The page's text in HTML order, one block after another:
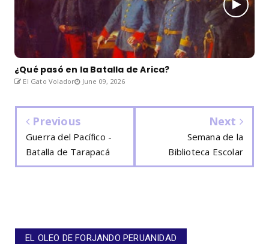
¿Qué pasó en la Batalla de Arica?
El Gato Volador June 09, 2026
Previous
Guerra del Pacífico -
Batalla de Tarapacá
Next
Semana de la
Biblioteca Escolar
EL OLEO DE FORJANDO PERUANIDAD